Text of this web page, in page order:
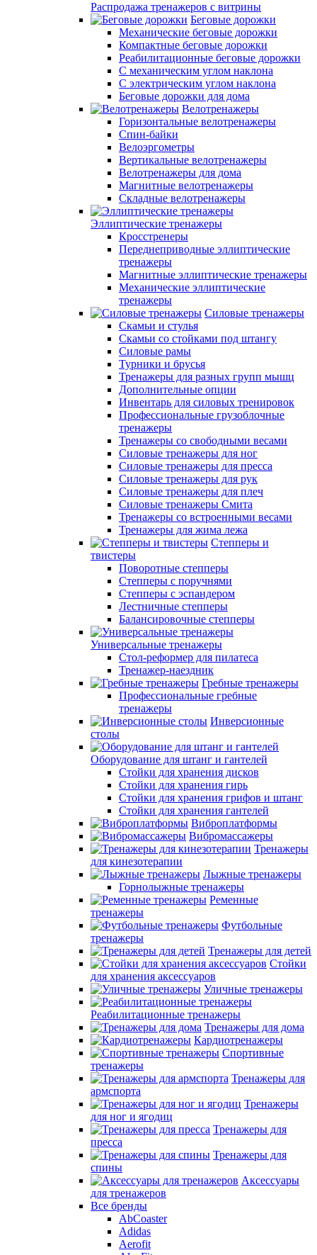
Распродажа тренажеров с витрины
Беговые дорожки
Механические беговые дорожки
Компактные беговые дорожки
Реабилитационные беговые дорожки
С механическим углом наклона
С электрическим углом наклона
Беговые дорожки для дома
Велотренажеры
Горизонтальные велотренажеры
Спин-байки
Велоэргометры
Вертикальные велотренажеры
Велотренажеры для дома
Магнитные велотренажеры
Складные велотренажеры
Эллиптические тренажеры
Кросстренеры
Переднеприводные эллиптические
тренажеры
Магнитные эллиптические тренажеры
Механические эллиптические
тренажеры
Силовые тренажеры
Скамьи и стулья
Скамьи со стойками под штангу
Силовые рамы
Турники и брусья
Тренажеры для разных групп мышц
Дополнительные опции
Инвентарь для силовых тренировок
Профессиональные грузоблочные
тренажеры
Тренажеры со свободными весами
Силовые тренажеры для ног
Силовые тренажеры для пресса
Силовые тренажеры для рук
Силовые тренажеры для плеч
Силовые тренажеры Смита
Тренажеры со встроенными весами
Тренажеры для жима лежа
Степперы и
твистеры
Поворотные степперы
Степперы с поручнями
Степперы с эспандером
Лестничные степперы
Балансировочные степперы
Универсальные тренажеры
Стол-реформер для пилатеса
Тренажер-наездник
Гребные тренажеры
Профессиональные гребные
тренажеры
Инверсионные
столы
Оборудование для штанг и гантелей
Стойки для хранения дисков
Стойки для хранения гирь
Стойки для хранения грифов и штанг
Стойки для хранения гантелей
Виброплатформы
Вибромассажеры
Тренажеры
для кинезотерапии
Лыжные тренажеры
Горнолыжные тренажеры
Ременные
тренажеры
Футбольные
тренажеры
Тренажеры для детей
Стойки
для хранения аксессуаров
Уличные тренажеры
Реабилитационные тренажеры
Тренажеры для дома
Кардиотренажеры
Спортивные
тренажеры
Тренажеры для
армспорта
Тренажеры
для ног и ягодиц
Тренажеры для
пресса
Тренажеры для
спины
Аксессуары
для тренажеров
Все бренды
AbCoaster
Adidas
Aerofit